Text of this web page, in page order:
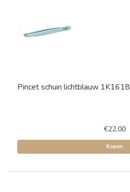
Pincet schuin lichtblauw 1K1618
€22,00
Kopen